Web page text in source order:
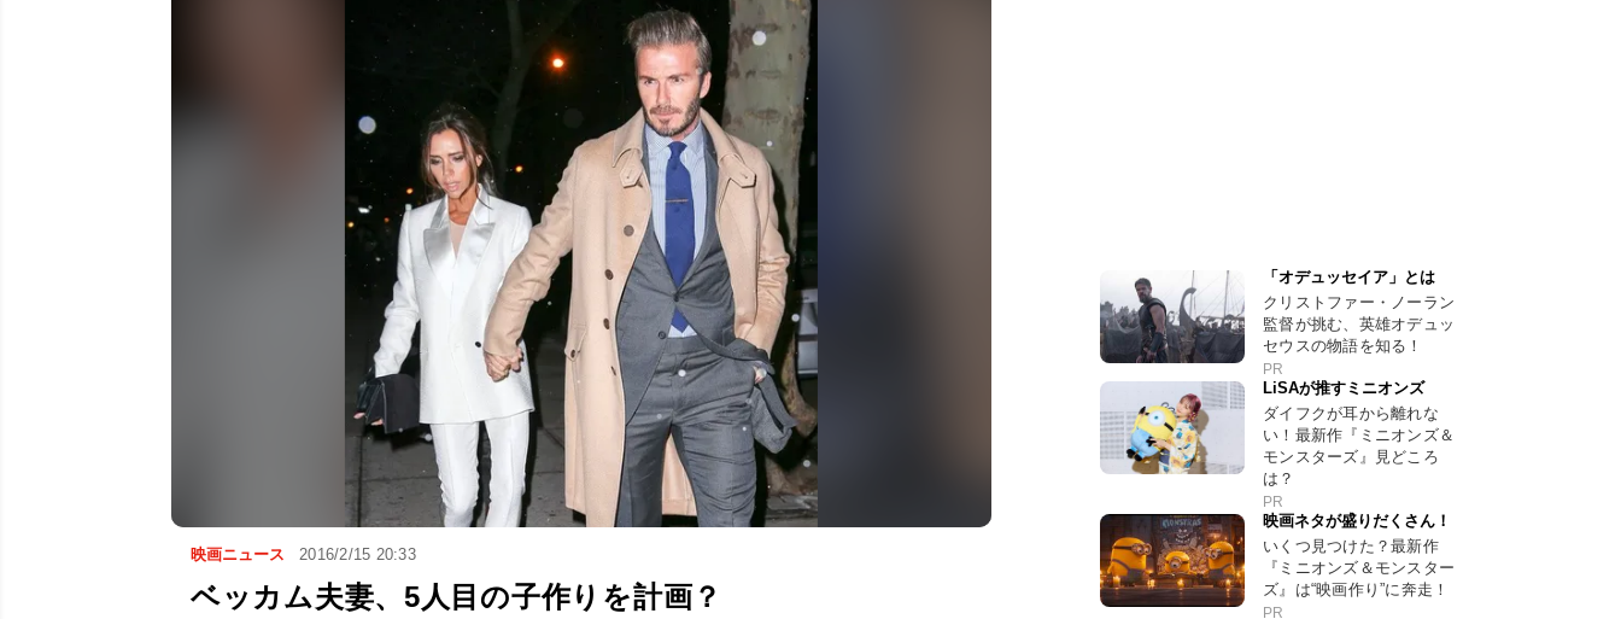
映画ニュース 2016/2/15 20:33
ベッカム夫妻、5人目の子作りを計画？
「オデュッセイア」とは
クリストファー・ノーラン
監督が挑む、英雄オデュッ
セウスの物語を知る！
PR
LiSAが推すミニオンズ
ダイフクが耳から離れな
い！最新作『ミニオンズ＆
モンスターズ』見どころ
は？
PR
映画ネタが盛りだくさん！
いくつ見つけた？最新作
『ミニオンズ＆モンスター
ズ』は“映画作り”に奔走！
PR